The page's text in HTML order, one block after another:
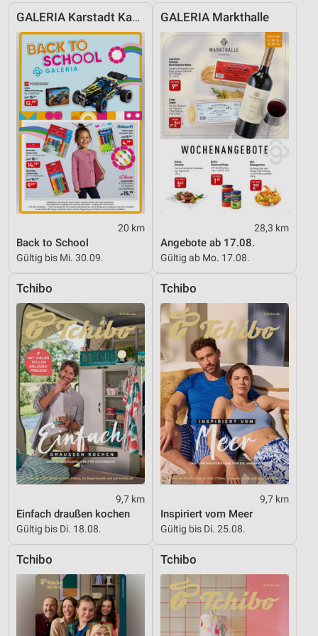
GALERIA Karstadt Kaufhof
20 km
Back to School
Gültig bis Mi. 30.09.
GALERIA Markthalle
28,3 km
Angebote ab 17.08.
Gültig ab Mo. 17.08.
Tchibo
9,7 km
Einfach draußen kochen
Gültig bis Di. 18.08.
Tchibo
9,7 km
Inspiriert vom Meer
Gültig bis Di. 25.08.
Tchibo Tchibo
Verwendung von Profilen zur Auswahl
personalisierter Inhalte
Messung der Werbeleistung
Messung der Performance von Inhalten
Analyse von Zielgruppen durch Statistiken oder
Kombinationen von Daten aus verschiedenen
Quellen
Entwicklung und Verbesserung der Angebote
Verwendung reduzierter Daten zur Auswahl von
IAB-Besonderheiten:
Informationen identifizieren
Nicht-IAB-Verarbeitungszwecke:
Notwendig
Performance
Funktional
Werbung